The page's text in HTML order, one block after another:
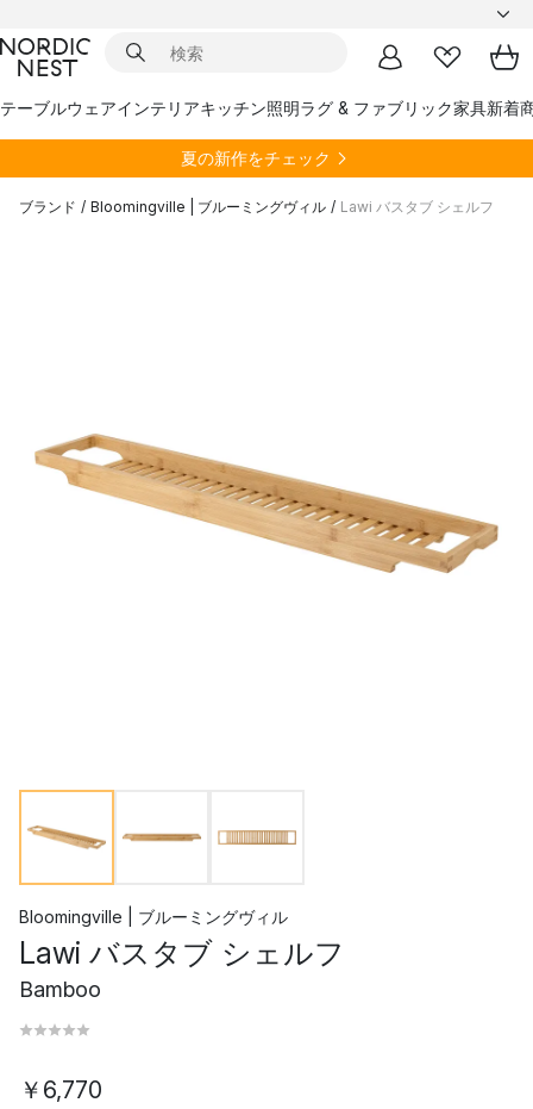
テーブルウェアインテリアキッチン照明ラグ & ファブリック家具新着
夏の新作をチェック
ブランド / Bloomingville | ブルーミングヴィル / Lawi バスタブ シェルフ
Bloomingville | ブルーミングヴィル
Lawi バスタブ シェルフ
Bamboo
￥6,770